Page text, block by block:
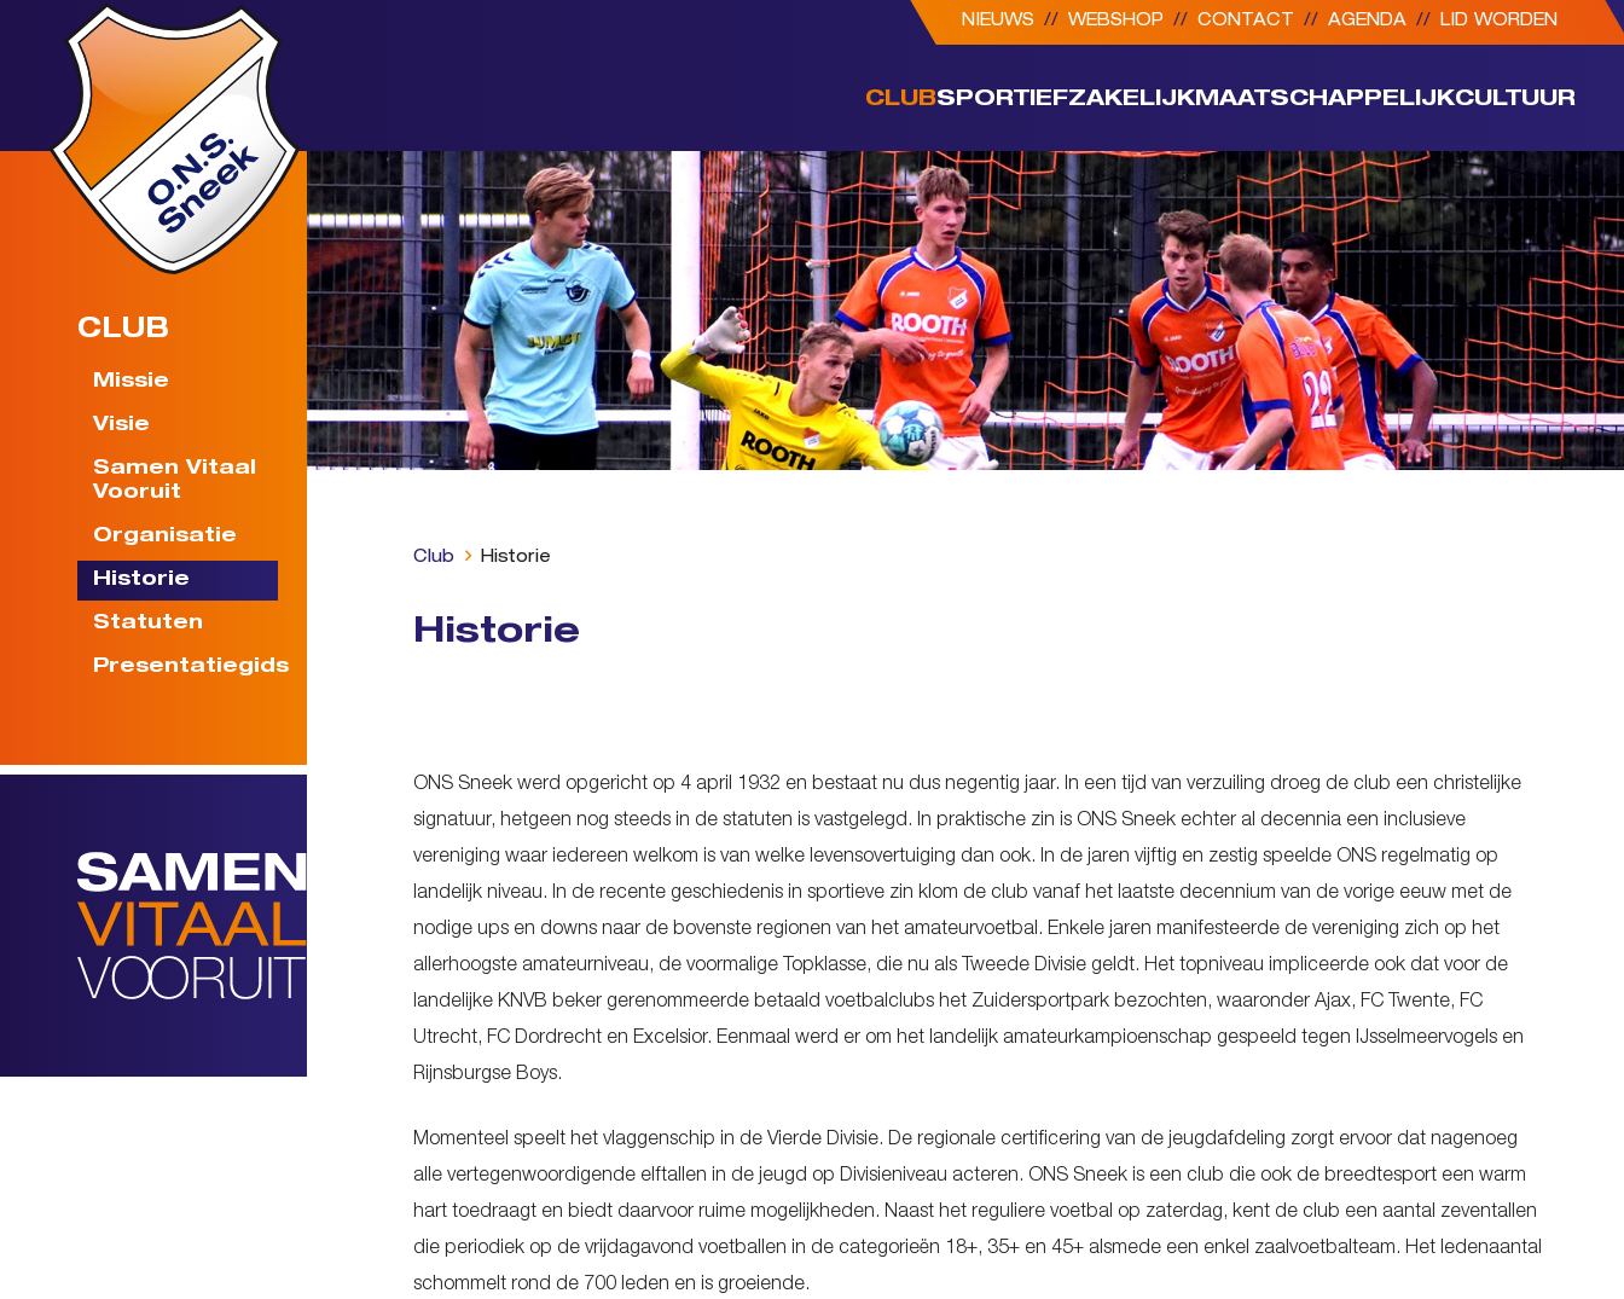
NIEUWS // WEBSHOP // CONTACT // AGENDA // LID WORDEN
CLUBSPORTIEFZAKELIJK MAATSCHAPPELIJKCULTUUR
CLUB
Missie
Visie
Samen Vitaal
Vooruit
Organisatie
Historie
Statuten
Presentatiegids
Club Historie
Historie
ONS Sneek werd opgericht op 4 april 1932 en bestaat nu dus negentig jaar. In een tijd van verzuiling droeg de club een christelijke
signatuur, hetgeen nog steeds in de statuten is vastgelegd. In praktische zin is ONS Sneek echter al decennia een inclusieve
vereniging waar iedereen welkom is van welke levensovertuiging dan ook. In de jaren vijftig en zestig speelde ONS regelmatig op
landelijk niveau. In de recente geschiedenis in sportieve zin klom de club vanaf het laatste decennium van de vorige eeuw met de
nodige ups en downs naar de bovenste regionen van het amateurvoetbal. Enkele jaren manifesteerde de vereniging zich op het
allerhoogste amateurniveau, de voormalige Topklasse, die nu als Tweede Divisie geldt. Het topniveau impliceerde ook dat voor de
landelijke KNVB beker gerenommeerde betaald voetbalclubs het Zuidersportpark bezochten, waaronder Ajax, FC Twente, FC
Utrecht, FC Dordrecht en Excelsior. Eenmaal werd er om het landelijk amateurkampioenschap gespeeld tegen IJsselmeervogels en
Rijnsburgse Boys.
Momenteel speelt het vlaggenschip in de Vierde Divisie. De regionale certificering van de jeugdafdeling zorgt ervoor dat nagenoeg
alle vertegenwoordigende elftallen in de jeugd op Divisieniveau acteren. ONS Sneek is een club die ook de breedtesport een warm
hart toedraagt en biedt daarvoor ruime mogelijkheden. Naast het reguliere voetbal op zaterdag, kent de club een aantal zeventallen
die periodiek op de vrijdagavond voetballen in de categorieën 18+, 35+ en 45+ alsmede een enkel zaalvoetbalteam. Het ledenaantal
schommelt rond de 700 leden en is groeiende.